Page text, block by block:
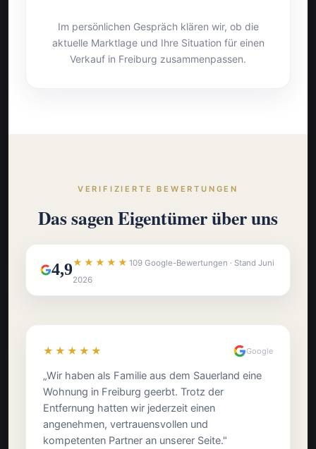
Im persönlichen Gespräch klären wir, ob die
aktuelle Marktlage und Ihre Situation für einen
Verkauf in Freiburg zusammenpassen.
VERIFIZIERTE BEWERTUNGEN
Das sagen Eigentümer über uns
4,9★★★★★109 Google-Bewertungen · Stand Juni
2026
★★★★★ Google
„Wir haben als Familie aus dem Sauerland eine
Wohnung in Freiburg geerbt. Trotz der
Entfernung hatten wir jederzeit einen
angenehmen, vertrauensvollen und
kompetenten Partner an unserer Seite."